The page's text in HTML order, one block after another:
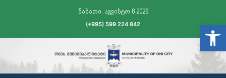
შაბათი, აგვისტო 8 2026
(+995) 599 224 842